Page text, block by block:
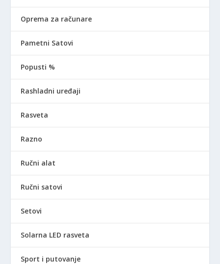
Oprema za računare
Pametni Satovi
Popusti %
Rashladni uređaji
Rasveta
Razno
Ručni alat
Ručni satovi
Setovi
Solarna LED rasveta
Sport i putovanje